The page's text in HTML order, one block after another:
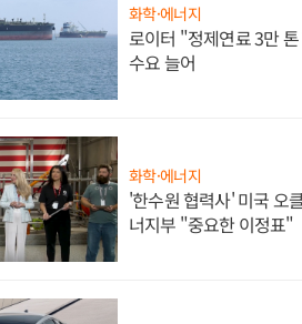
화학·에너지
로이터 "정제연료 3만
수요 늘어
화학·에너지
'한수원 협력사' 미국 오
너지부 "중요한 이정표"